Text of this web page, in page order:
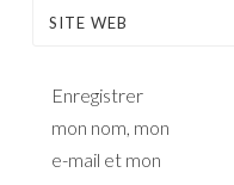
SITE WEB
Enregistrer
mon nom, mon
e-mail et mon